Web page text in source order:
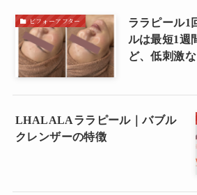
ビフォーアフター
ララピール1
ルは最短1週
ど、低刺激
LHALALAララピール｜バブル
クレンザーの特徴